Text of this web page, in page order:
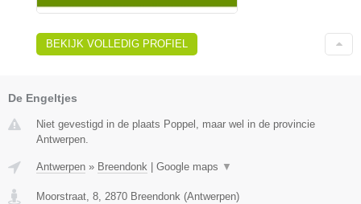
BEKIJK VOLLEDIG PROFIEL
De Engeltjes
Niet gevestigd in de plaats Poppel, maar wel in de provincie
Antwerpen.
Antwerpen » Breendonk Google maps ▼
Moorstraat, 8 2870 Breendonk (Antwerpen)